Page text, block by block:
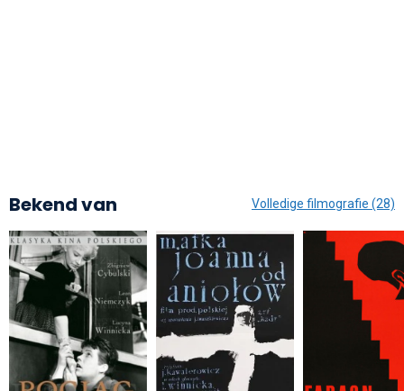
Bekend van Volledige filmografie (28)